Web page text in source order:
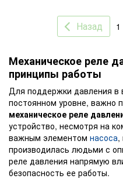
Назад 1
Механическое реле
принципы работы
Для поддержки давления в
постоянном уровне, важно
механическое реле
устройство, несмотря на
важным элементом насоса,
производилась людьми с
реле давления напрямую
безопасность ее работы.